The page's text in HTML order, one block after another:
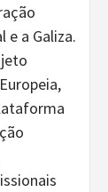
a Galiza.